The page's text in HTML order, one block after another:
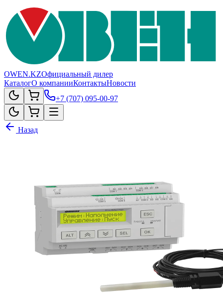
OWEN.KZОфициальный дилер
КаталогО компанииКонтактыНовости
+7 (707) 095-00-97
Назад